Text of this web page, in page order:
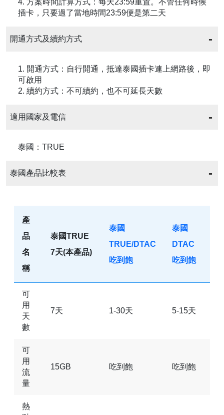
4. 方案時間計算方式：每天23:59重置。不管任何時候
插卡，只要過了當地時間23:59便是第二天
開通方式及續約方式
1. 開通方式：自行開通，抵達泰國插卡連上網路後，即
可啟用
2. 續約方式：不可續約，也不可延長天數
適用國家及電信
泰國：TRUE
泰國產品比較表
產
品
名
稱
泰國TRUE
7天(本產品)
泰國
TRUE/DTAC
吃到飽
泰國
DTAC
吃到飽
可
用
天
數
7天 1-30天 5-15天
可
用
流
量
15GB 吃到飽 吃到飽
熱